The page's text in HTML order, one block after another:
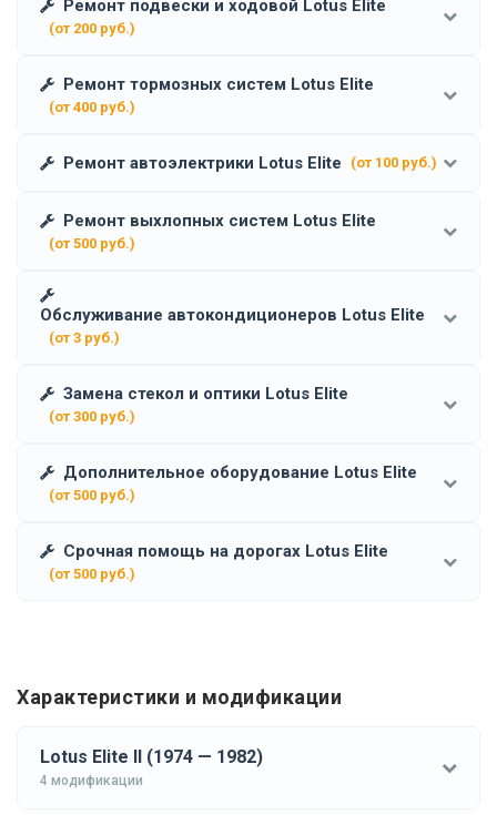
Ремонт подвески и ходовой Lotus Elite
(от 200 руб.)
Ремонт тормозных систем Lotus Elite
(от 400 руб.)
Ремонт автоэлектрики Lotus Elite (от 100 руб.)
Ремонт выхлопных систем Lotus Elite
(от 500 руб.)
Обслуживание автокондиционеров Lotus Elite
(от 3 руб.)
Замена стекол и оптики Lotus Elite
(от 300 руб.)
Дополнительное оборудование Lotus Elite
(от 500 руб.)
Срочная помощь на дорогах Lotus Elite
(от 500 руб.)
Характеристики и модификации
Lotus Elite II (1974 — 1982)
4 модификации